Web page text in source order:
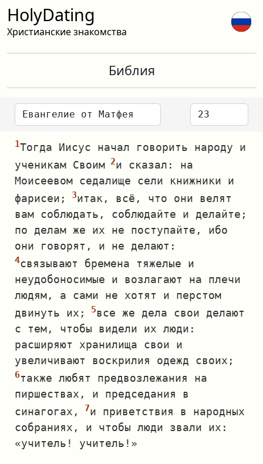
HolyDating
Христианские знакомства
Библия
Тогда Иисус начал говорить народу и
ученикам Своим
и сказал: на
Моисеевом седалище сели книжники и
фарисеи;
итак, всё, что они велят
вам соблюдать, соблюдайте и делайте;
по делам же их не поступайте, ибо
они говорят, и не делают:
связывают бремена тяжелые и
неудобоносимые и возлагают на плечи
людям, а сами не хотят и перстом
двинуть их;
все же дела свои делают
с тем, чтобы видели их люди:
расширяют хранилища свои и
увеличивают воскрилия одежд своих;
также любят предвозлежания на
пиршествах, и председания в
синагогах,
и приветствия в народных
собраниях, и чтобы люди звали их:
«учитель! учитель!»